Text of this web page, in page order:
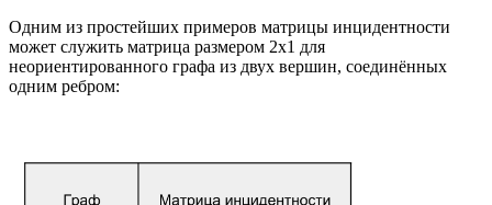
Одним из простейших примеров матрицы инцидентности
может служить матрица размером 2х1 для
неориентированного графа из двух вершин, соединённых
одним ребром: